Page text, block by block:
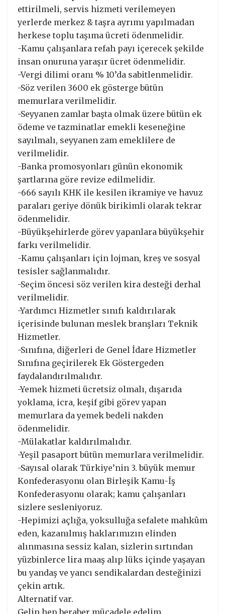
ettirilmeli, servis hizmeti verilemeyen
yerlerde merkez & taşra ayrımı yapılmadan
herkese toplu taşıma ücreti ödenmelidir.
-Kamu çalışanlara refah payı içerecek şekilde
insan onuruna yaraşır ücret ödenmelidir.
-Vergi dilimi oranı % 10’da sabitlenmelidir.
-Söz verilen 3600 ek gösterge bütün
memurlara verilmelidir.
-Seyyanen zamlar başta olmak üzere bütün ek
ödeme ve tazminatlar emekli keseneğine
sayılmalı, seyyanen zam emeklilere de
verilmelidir.
-Banka promosyonları günün ekonomik
şartlarına göre revize edilmelidir.
-666 sayılı KHK ile kesilen ikramiye ve havuz
paraları geriye dönük birikimli olarak tekrar
ödenmelidir.
-Büyükşehirlerde görev yapanlara büyükşehir
farkı verilmelidir.
-Kamu çalışanları için lojman, kreş ve sosyal
tesisler sağlanmalıdır.
-Seçim öncesi söz verilen kira desteği derhal
verilmelidir.
-Yardımcı Hizmetler sınıfı kaldırılarak
içerisinde bulunan meslek branşları Teknik
Hizmetler.
-Sınıfına, diğerleri de Genel İdare Hizmetler
Sınıfına geçirilerek Ek Göstergeden
faydalandırılmalıdır.
-Yemek hizmeti ücretsiz olmalı, dışarıda
yoklama, icra, keşif gibi görev yapan
memurlara da yemek bedeli nakden
ödenmelidir.
-Mülakatlar kaldırılmalıdır.
-Yeşil pasaport bütün memurlara verilmelidir.
-Sayısal olarak Türkiye’nin 3. büyük memur
Konfederasyonu olan Birleşik Kamu-İş
Konfederasyonu olarak; kamu çalışanları
sizlere sesleniyoruz.
-Hepimizi açlığa, yoksulluğa sefalete mahkûm
eden, kazanılmış haklarımızın elinden
alınmasına sessiz kalan, sizlerin sırtından
yüzbinlerce lira maaş alıp lüks içinde yaşayan
bu yandaş ve yancı sendikalardan desteğinizi
çekin artık.
Alternatif var.
Gelin hep beraber mücadele edelim,